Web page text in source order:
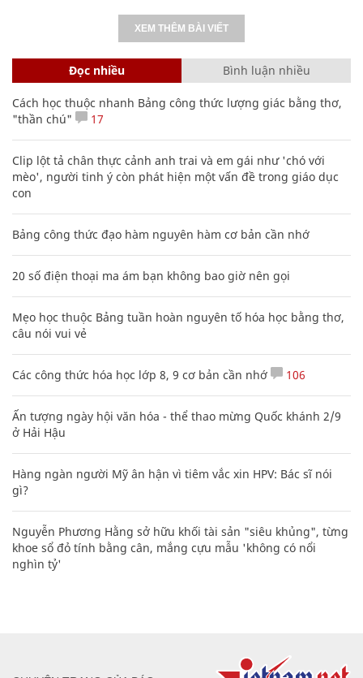
XEM THÊM BÀI VIẾT
Đọc nhiều Bình luận nhiều
Cách học thuộc nhanh Bảng công thức lượng giác bằng thơ,
"thần chú"
17
Clip lột tả chân thực cảnh anh trai và em gái như 'chó với
mèo', người tinh ý còn phát hiện một vấn đề trong giáo dục
con
Bảng công thức đạo hàm nguyên hàm cơ bản cần nhớ
20 số điện thoại ma ám bạn không bao giờ nên gọi
Mẹo học thuộc Bảng tuần hoàn nguyên tố hóa học bằng thơ,
câu nói vui vẻ
Các công thức hóa học lớp 8, 9 cơ bản cần nhớ 106
Ấn tượng ngày hội văn hóa - thể thao mừng Quốc khánh 2/9
ở Hải Hậu
Hàng ngàn người Mỹ ân hận vì tiêm vắc xin HPV: Bác sĩ nói
gì?
Nguyễn Phương Hằng sở hữu khối tài sản "siêu khủng", từng
khoe sổ đỏ tính bằng cân, mắng cựu mẫu 'không có nổi
nghìn tỷ'